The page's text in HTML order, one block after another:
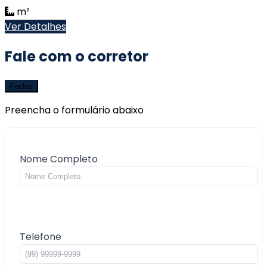
m²
Ver Detalhes
Fale com o corretor
Fechar
Preencha o formulário abaixo
Nome Completo
Telefone